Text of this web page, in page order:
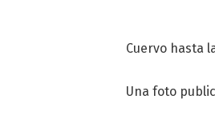
Cuervo
Una foto